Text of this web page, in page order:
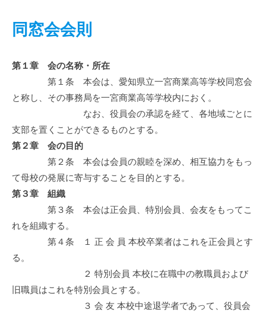
同窓会会則
第１章 会の名称・所在
第１条 本会は、愛知県立一宮商業高等学校同窓会
と称し、その事務局を一宮商業高等学校内におく。
なお、役員会の承認を経て、各地域ごとに
支部を置くことができるものとする。
第２章 会の目的
第２条 本会は会員の親睦を深め、相互協力をもっ
て母校の発展に寄与することを目的とする。
第３章 組織
第３条 本会は正会員、特別会員、会友をもってこ
れを組織する。
第４条 １ 正 会 員 本校卒業者はこれを正会員とす
る。
２ 特別会員 本校に在職中の教職員および
旧職員はこれを特別会員とする。
３ 会 友 本校中途退学者であって、役員会